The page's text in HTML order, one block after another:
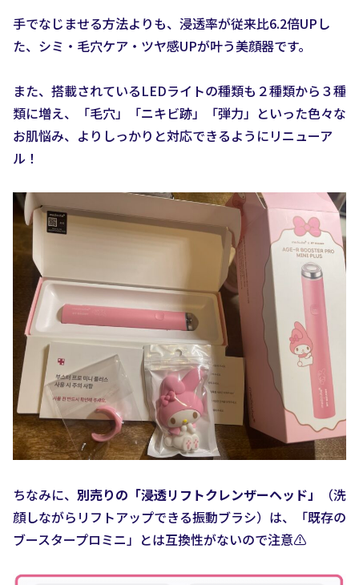
手でなじませる方法よりも、浸透率が従来比6.2倍UPし
た、シミ・毛穴ケア・ツヤ感UPが叶う美顔器です。
また、搭載されているLEDライトの種類も２種類から３種
類に増え、「毛穴」「ニキビ跡」「弾力」といった色々な
お肌悩み、よりしっかりと対応できるようにリニューア
ル！
ちなみに、 別売りの「浸透リフトクレンザーヘッド」
（洗
顔しながらリフトアップできる振動ブラシ）は、「既存の
ブースタープロミニ」とは互換性がないので注意⚠️